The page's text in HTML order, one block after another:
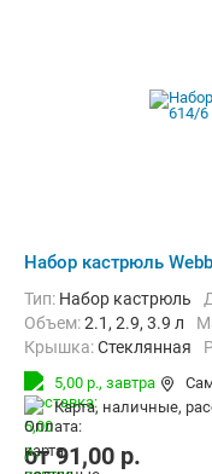
Набор кастрюль
Тип: Набор кастрюль
объем:2.1, 2.9, 3.9 л
крышка:Стеклянная
5,00 р., завтра
карта, наличные,
от91,00 p.